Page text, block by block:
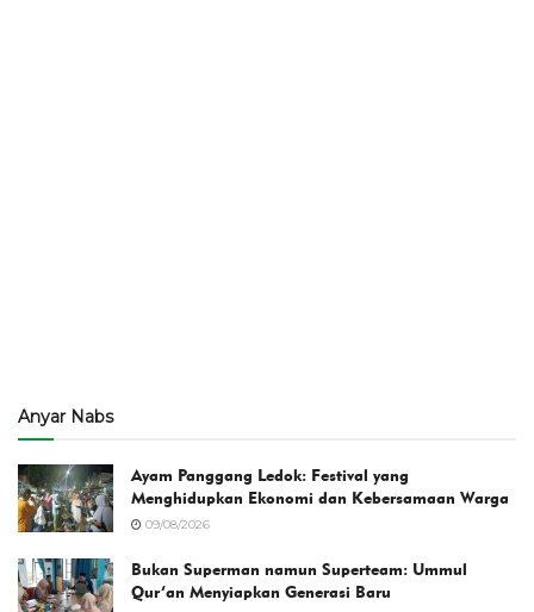
Anyar Nabs
Ayam Panggang Ledok: Festival yang
Menghidupkan Ekonomi dan Kebersamaan Warga
09/08/2026
Bukan Superman namun Superteam: Ummul
Qur’an Menyiapkan Generasi Baru